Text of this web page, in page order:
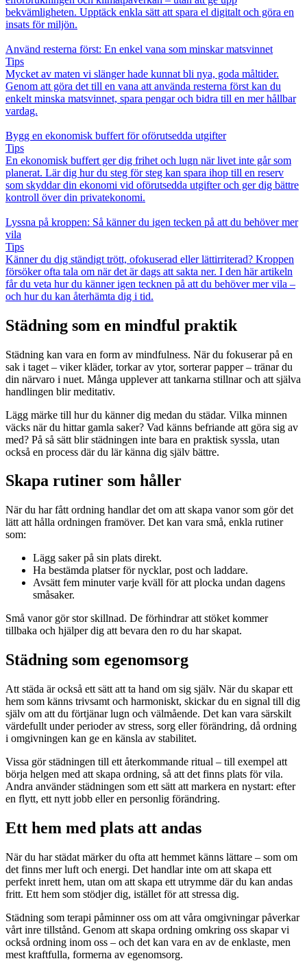
bekvämligheten. Upptäck enkla sätt att spara el digitalt och göra en
insats för miljön.
Använd resterna först: En enkel vana som minskar matsvinnet
Tips
Mycket av maten vi slänger hade kunnat bli nya, goda måltider.
Genom att göra det till en vana att använda resterna först kan du
enkelt minska matsvinnet, spara pengar och bidra till en mer hållbar
vardag.
Bygg en ekonomisk buffert för oförutsedda utgifter
Tips
En ekonomisk buffert ger dig frihet och lugn när livet inte går som
planerat. Lär dig hur du steg för steg kan spara ihop till en reserv
som skyddar din ekonomi vid oförutsedda utgifter och ger dig bättre
kontroll över din privatekonomi.
Lyssna på kroppen: Så känner du igen tecken på att du behöver mer
vila
Tips
Känner du dig ständigt trött, ofokuserad eller lättirriterad? Kroppen
försöker ofta tala om när det är dags att sakta ner. I den här artikeln
får du veta hur du känner igen tecknen på att du behöver mer vila –
och hur du kan återhämta dig i tid.
Städning som en mindful praktik
Städning kan vara en form av mindfulness. När du fokuserar på en
sak i taget – viker kläder, torkar av ytor, sorterar papper – tränar du
din närvaro i nuet. Många upplever att tankarna stillnar och att själva
handlingen blir meditativ.
Lägg märke till hur du känner dig medan du städar. Vilka minnen
väcks när du hittar gamla saker? Vad känns befriande att göra sig av
med? På så sätt blir städningen inte bara en praktisk syssla, utan
också en process där du lär känna dig själv bättre.
Skapa rutiner som håller
När du har fått ordning handlar det om att skapa vanor som gör det
lätt att hålla ordningen framöver. Det kan vara små, enkla rutiner
som:
Lägg saker på sin plats direkt.
Ha bestämda platser för nycklar, post och laddare.
Avsätt fem minuter varje kväll för att plocka undan dagens
småsaker.
Små vanor gör stor skillnad. De förhindrar att stöket kommer
tillbaka och hjälper dig att bevara den ro du har skapat.
Städning som egenomsorg
Att städa är också ett sätt att ta hand om sig själv. När du skapar ett
hem som känns trivsamt och harmoniskt, skickar du en signal till dig
själv om att du förtjänar lugn och välmående. Det kan vara särskilt
värdefullt under perioder av stress, sorg eller förändring, då ordning
i omgivningen kan ge en känsla av stabilitet.
Vissa gör städningen till ett återkommande ritual – till exempel att
börja helgen med att skapa ordning, så att det finns plats för vila.
Andra använder städningen som ett sätt att markera en nystart: efter
en flytt, ett nytt jobb eller en personlig förändring.
Ett hem med plats att andas
När du har städat märker du ofta att hemmet känns lättare – som om
det finns mer luft och energi. Det handlar inte om att skapa ett
perfekt inrett hem, utan om att skapa ett utrymme där du kan andas
fritt. Ett hem som stödjer dig, istället för att stressa dig.
Städning som terapi påminner oss om att våra omgivningar påverkar
vårt inre tillstånd. Genom att skapa ordning omkring oss skapar vi
också ordning inom oss – och det kan vara en av de enklaste, men
mest kraftfulla, formerna av egenomsorg.